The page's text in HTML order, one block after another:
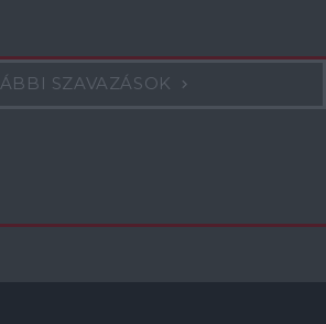
SZAVAZÁSOK